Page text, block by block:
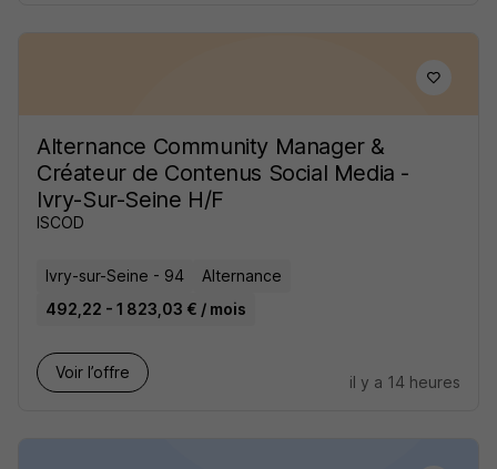
Alternance Community Manager &
Créateur de Contenus Social Media -
Ivry-Sur-Seine H/F
ISCOD
Ivry-sur-Seine - 94
Alternance
492,22 - 1 823,03 € / mois
Voir l’offre
il y a 14 heures